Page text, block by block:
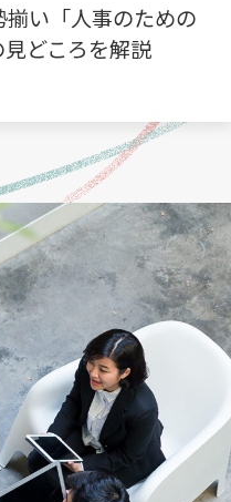
い「人事のための
どころを解説